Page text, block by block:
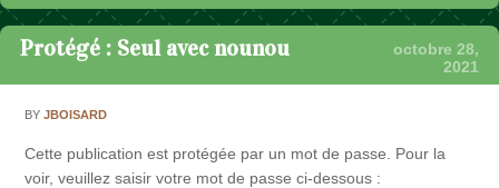
Passer au contenu
Protégé : Seul avec nounou
octobre 28,
2021
BYJBOISARD
Cette publication est protégée par un mot de passe. Pour la
voir, veuillez saisir votre mot de passe ci-dessous :